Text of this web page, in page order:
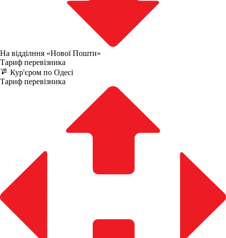
На відділння «Нової Пошти»
Тариф перевізника
Кур'єром по Одесі
Тариф перевізника